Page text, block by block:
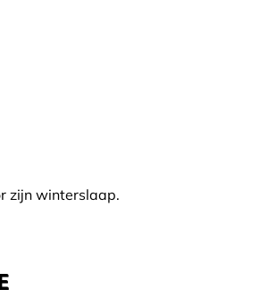
zijn winterslaap.